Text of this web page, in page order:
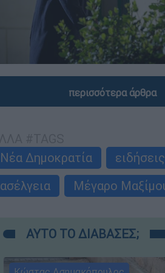
περισσότερα άρθρα
Νέα Δημοκρατία
ασέλγεια
Μέγαρο
ΑΥΤΟ ΤΟ ΔΙΑΒΑΣΕΣ;